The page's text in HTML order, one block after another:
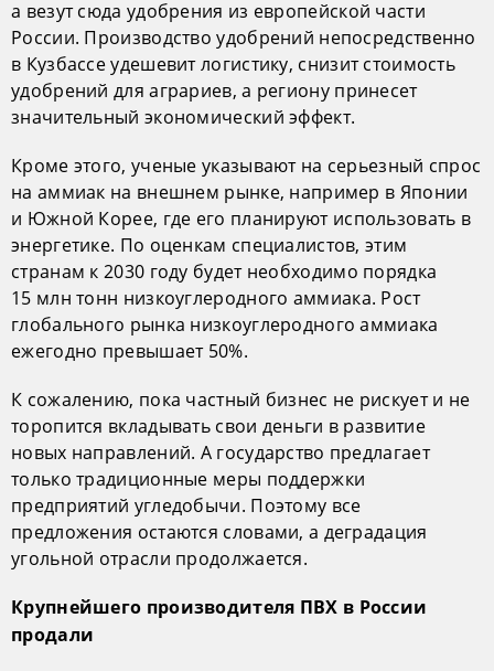
а везут сюда удобрения из европейской части
России. Производство удобрений непосредственно
в Кузбассе удешевит логистику, снизит стоимость
удобрений для аграриев, а региону принесет
значительный экономический эффект.
Кроме этого, ученые указывают на серьезный спрос
на аммиак на внешнем рынке, например в Японии
и Южной Корее, где его планируют использовать в
энергетике. По оценкам специалистов, этим
странам к 2030 году будет необходимо порядка
15 млн тонн низкоуглеродного аммиака. Рост
глобального рынка низкоуглеродного аммиака
ежегодно превышает 50%.
К сожалению, пока частный бизнес не рискует и не
торопится вкладывать свои деньги в развитие
новых направлений. А государство предлагает
только традиционные меры поддержки
предприятий угледобычи. Поэтому все
предложения остаются словами, а деградация
угольной отрасли продолжается.
Крупнейшего производителя ПВХ в России
продали